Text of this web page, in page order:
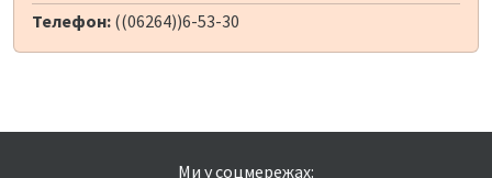
Телефон: ((06264))6-53-30
Ми у соцмережах: